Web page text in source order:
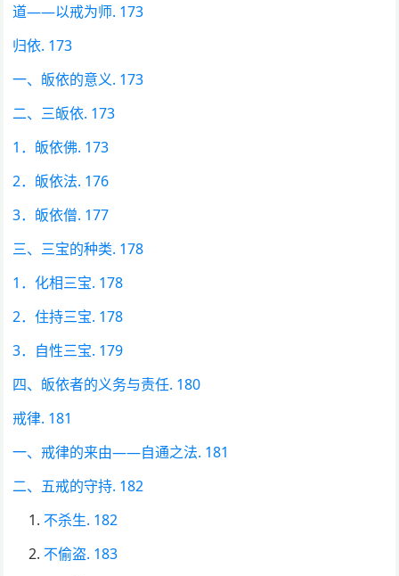
道——以戒为师. 173
归依. 173
一、皈依的意义. 173
二、三皈依. 173
1．皈依佛. 173
2．皈依法. 176
3．皈依僧. 177
三、三宝的种类. 178
1．化相三宝. 178
2．住持三宝. 178
3．自性三宝. 179
四、皈依者的义务与责任. 180
戒律. 181
一、戒律的来由——自通之法. 181
二、五戒的守持. 182
不杀生. 182
不偷盗. 183